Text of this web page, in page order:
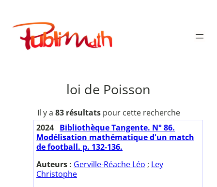
contenu
Publimath
loi de Poisson
Il y a 83 résultatspour cette recherche
2024 Bibliothèque Tangente. N° 86.
Modélisation mathématique d'un match
de football. p. 132-136.
Auteurs : Gerville-Réache Léo ; Ley
Christophe